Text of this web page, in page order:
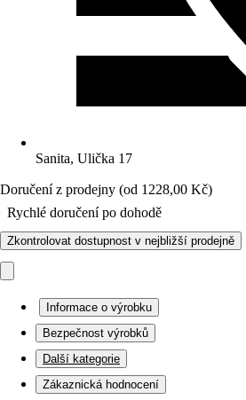
Sanita, Ulička 17
Doručení z prodejny (od 1228,00 Kč)
Rychlé doručení po dohodě
Zkontrolovat dostupnost v nejbližší prodejně
Informace o výrobku
Bezpečnost výrobků
Další kategorie
Zákaznická hodnocení